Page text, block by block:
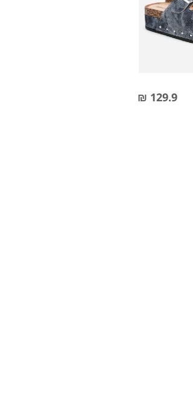
129.9 ₪